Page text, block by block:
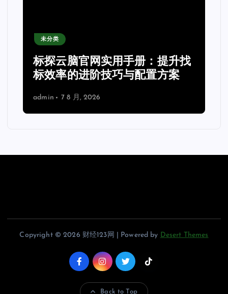
未分类
标探云脑官网实用手册：提升找
标效率的进阶技巧与配置方案
admin 7 8 月, 2026
Copyright © 2026 财经123网 | Powered by Desert Themes
Back to Top